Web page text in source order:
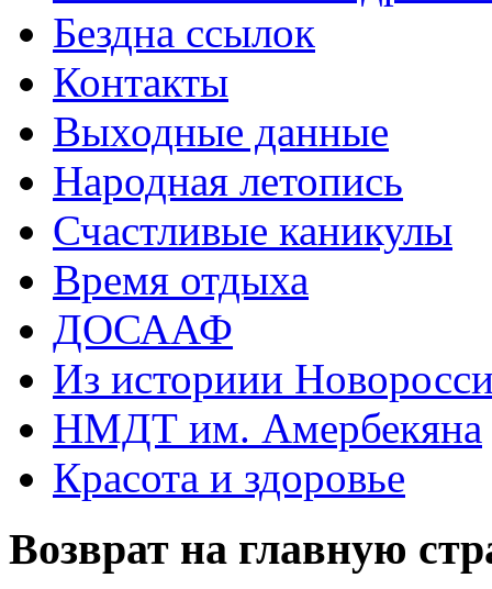
Бездна ссылок
Контакты
Выходные данные
Народная летопись
Счастливые каникулы
Время отдыха
ДОСААФ
Из историии
НМДТ им. Амербекяна
Красота и здоровье
Возврат на главную